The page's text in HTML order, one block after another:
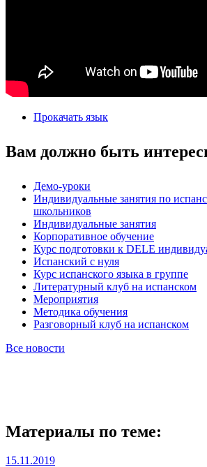
Прокачать язык
Вам должно быть
Демо-уроки
Индивидуальные занятия по
школьников
Индивидуальные занятия
Корпоративное обучение
Курс подготовки к DELE
Испанский с нуля
Курс испанского языка в группе
Литературный клуб на испанском
Мероприятия
Методика обучения
Разговорный клуб на испанском
Все новости
Материалы по теме:
15.11.2019